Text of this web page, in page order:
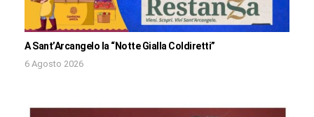
A Sant’Arcangelo la “Notte Gialla Coldiretti”
6 Agosto 2026